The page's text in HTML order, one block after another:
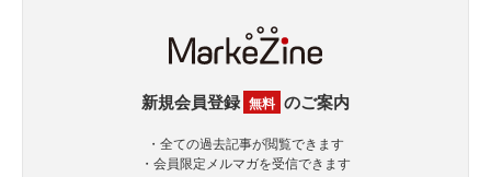
新規会員登録 無料 のご案内
・全ての過去記事が閲覧できます
・会員限定メルマガを受信できます